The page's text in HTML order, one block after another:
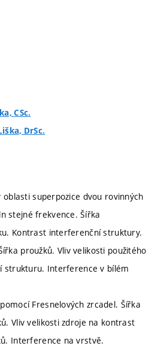
CSc.
DrSc.
oblasti superpozice dvou rovinných
stejné frekvence. Šířka
Kontrast interferenční struktury.
proužků. Vliv velikosti použitého
strukturu. Interference v bílém
Fresnelových zrcadel. Šířka
Vliv velikosti zdroje na kontrast
Interference na vrstvě.